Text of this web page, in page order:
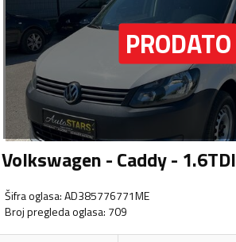
Volkswagen - Caddy - 1.6TDI
Šifra oglasa:AD385776771ME
Broj pregleda oglasa: 709